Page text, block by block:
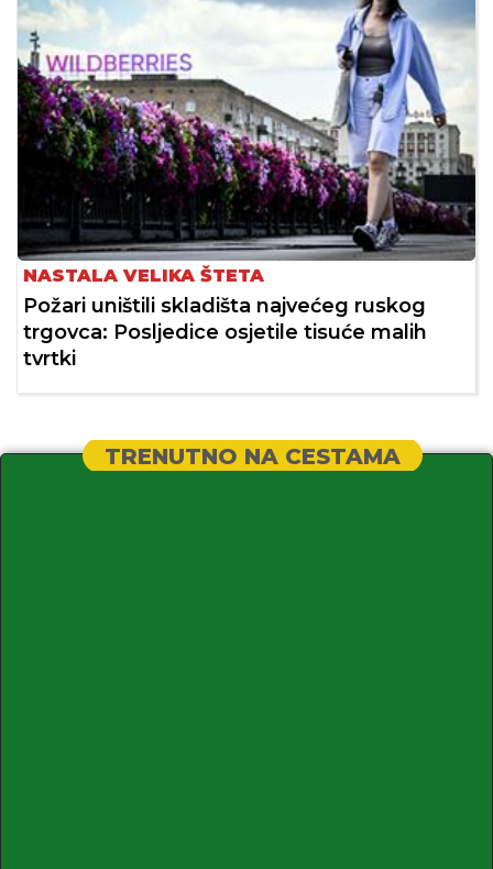
NASTALA VELIKA ŠTETA
Požari uništili skladišta najvećeg ruskog
trgovca: Posljedice osjetile tisuće malih
tvrtki
TRENUTNO NA CESTAMA